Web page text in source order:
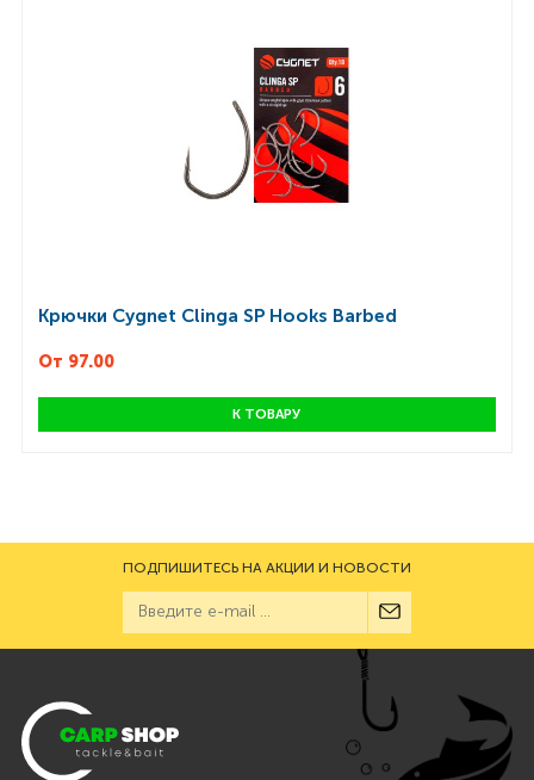
Крючки Cygnet Clinga SP Hooks Barbed
От 97.00
К ТОВАРУ
ПОДПИШИТЕСЬ НА АКЦИИ И НОВОСТИ